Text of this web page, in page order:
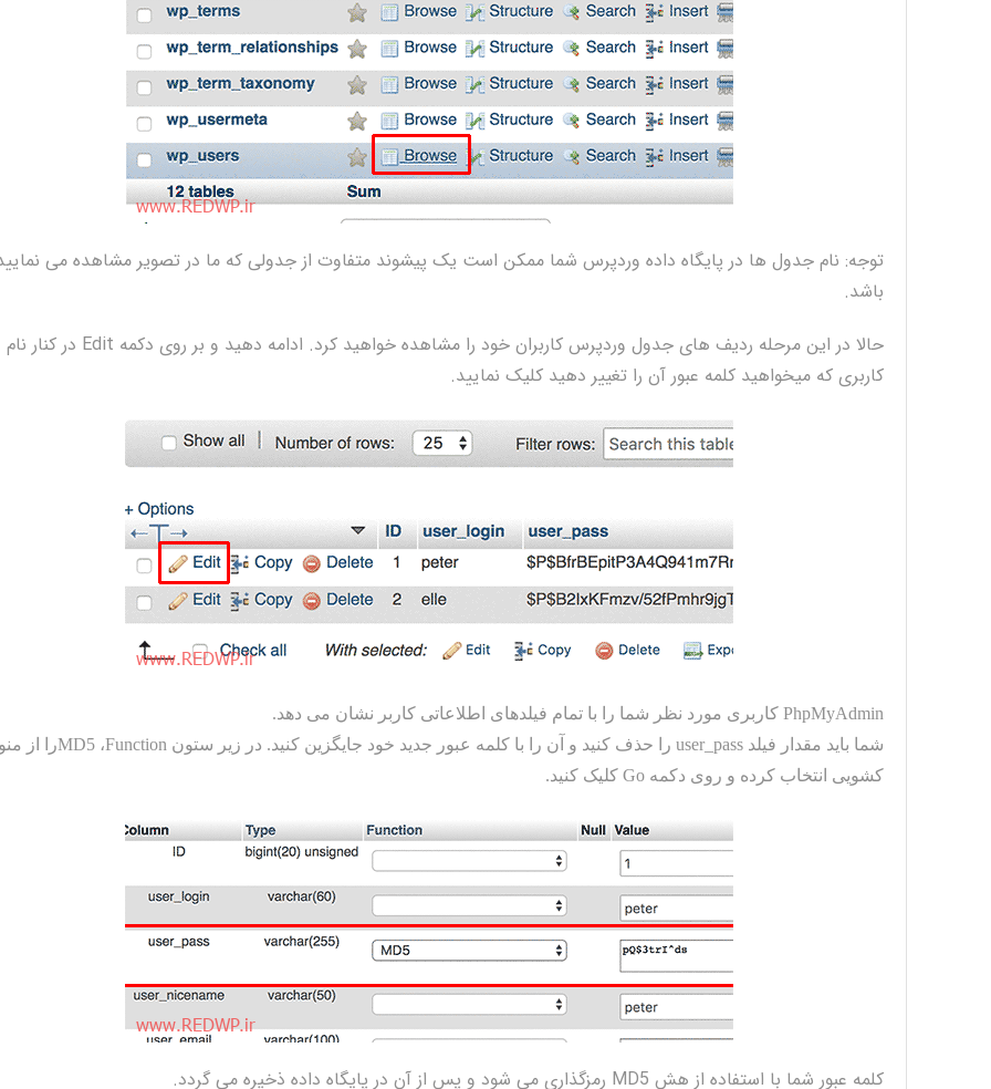
توجه: نام جدول ها در پایگاه داده وردپرس شما ممکن است یک پیشوند متفاوت از جدولی که ما در تصویر مشاهده می
باشد.
حالا در این مرحله ردیف های جدول وردپرس کاربران خود را مشاهده خواهید کرد. ادامه دهید و بر روی دکمه Edit در کنار نام
کاربری که میخواهید کلمه عبور آن را تغییر دهید کلیک نمایید.
PhpMyAdmin کاربری مورد نظر شما را با تمام فیلدهای اطلاعاتی کاربر نشان می دهد.
شما باید مقدار فیلدuser_pass را حذف کنید و آن را با کلمه عبور جدید خود جایگزین کنید. در زیر ستون Function، MD5را از
کشویی انتخاب کرده و روی دکمهGo کلیک کنید.
کلمه عبور شما با استفاده از هش MD5 رمزگذاری می شود و پس از آن در پایگاه داده ذخیره می گردد.